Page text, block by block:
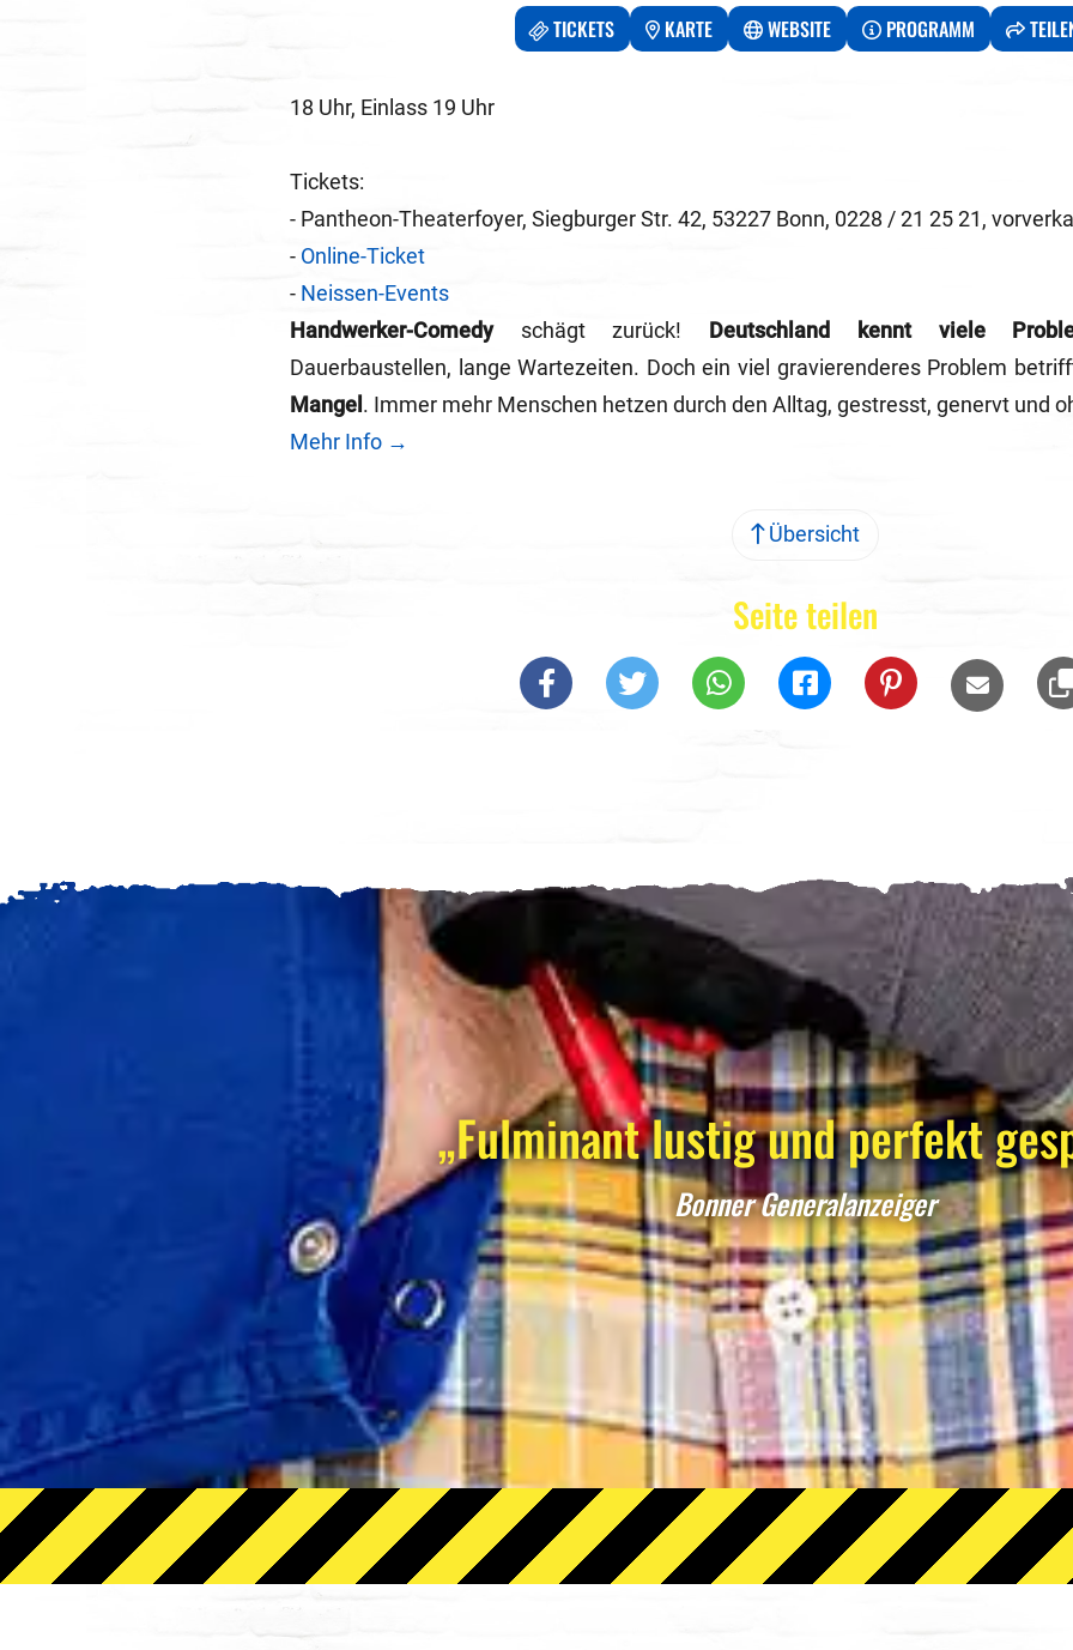
TICKETS KARTE WEBSITE PROGRAMM
18 Uhr, Einlass 19 Uhr
Tickets:
- Pantheon-Theaterfoyer, Siegburger Str. 42, 53227 Bonn, 0228 / 21 25 21,
- Online-Ticket
- Neissen-Events
Handwerker-Comedyschägt zurück!
Deutschland kennt viele
Dauerbaustellen, lange Wartezeiten. Doch ein viel gravierenderes Problem
Mangel . Immer mehr Menschen hetzen durch den Alltag, gestresst, genervt und
Mehr Info →
Übersicht
Seite teilen
„Fulminant lustig und perfekt
Bonner Generalanzeiger